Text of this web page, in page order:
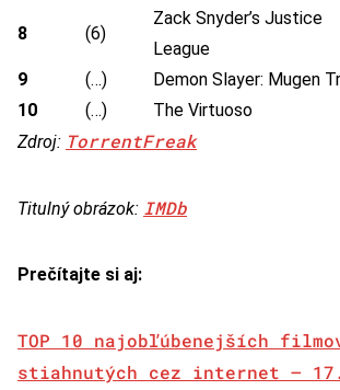
8 (6)
Zack Snyder’s Justice
League
9 (…) Demon Slayer: Mugen
10
(…) The Virtuoso
Zdroj: TorrentFreak
Titulný obrázok: IMDb
Prečítajte si aj:
TOP 10 najobľúbenejších
stiahnutých cez internet –